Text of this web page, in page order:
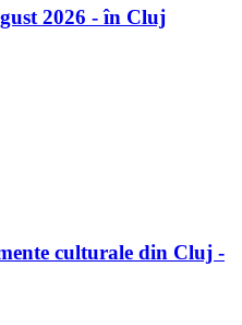
2026 - în Cluj
culturale din Cluj -